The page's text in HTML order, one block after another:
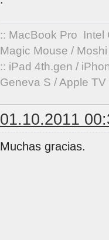
:: MacBook Pro Intel
Magic Mouse /
:: iPad 4th.gen /
Geneva S / Apple
01.10.2011
Muchas gracias.